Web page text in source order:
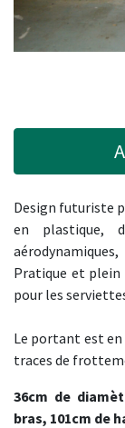
Design futuriste
en plastique,
Pratique et
pour les
Le portant est
traces de
36cm de
bras, 101cm de